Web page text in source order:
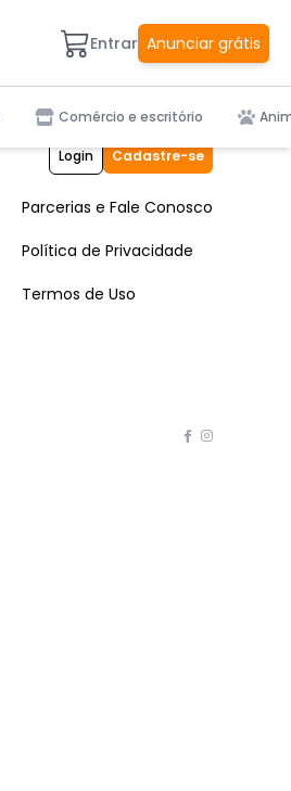
Entrar Anunciar grátis
Comércio e escritório
Login Cadastre-se
Parcerias e Fale Conosco
Política de Privacidade
Termos de Uso